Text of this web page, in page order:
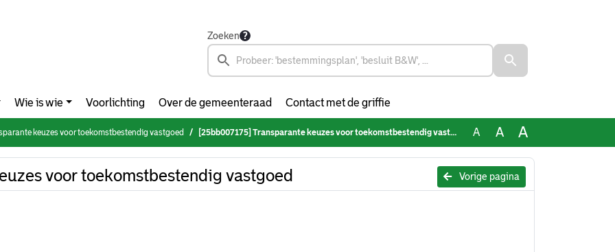
Zoeken
Wie is wie Voorlichting Over de gemeenteraad Contact met de griffie
keuzes voor toekomstbestendig vastgoed [25bb007175] Transparante keuzes voor toekomstbestendig vastgoed A A A
Vorige pagina
voor toekomstbestendig vastgoed